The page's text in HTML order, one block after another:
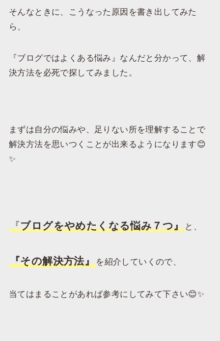
そんなときに、こうなった原因を書き出してみた
ら、
『ブログではよくある悩み』なんだと分かって、解
決方法を必死で探してみました。
まずは自分の悩みや、足りない所を理解することで
解決方法を思いつくことが出来るようになります😊
✨
『ブログをやめたくなる悩み７つ』 と、
『その解決方法』 を紹介していくので、
当てはまることがあれば参考にしてみて下さい😊✨